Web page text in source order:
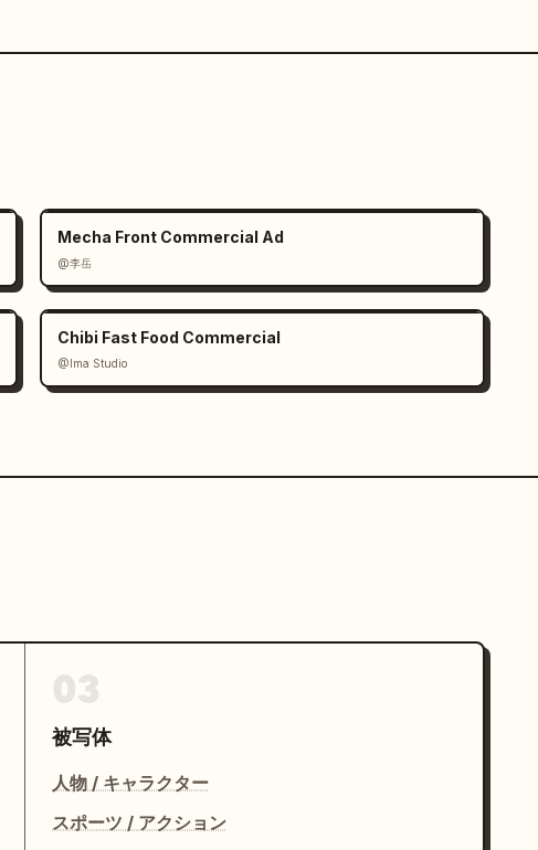
Mecha Front Commercial Ad
@李岳
Chibi Fast Food Commercial
@Ima Studio
被写体
人物 / キャラクター
スポーツ / アクション